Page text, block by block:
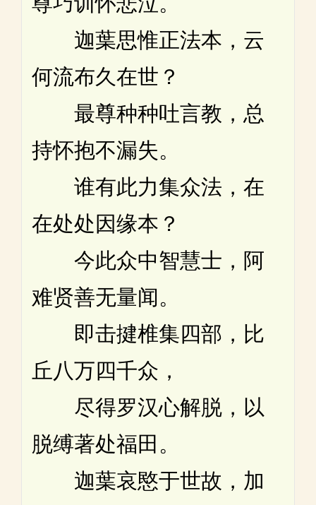
迦葉思惟正法本，云
何流布久在世？
最尊种种吐言教，总
持怀抱不漏失。
谁有此力集众法，在
在处处因缘本？
今此众中智慧士，阿
难贤善无量闻。
即击揵椎集四部，比
丘八万四千众，
尽得罗汉心解脱，以
脱缚著处福田。
迦葉哀愍于世故，加